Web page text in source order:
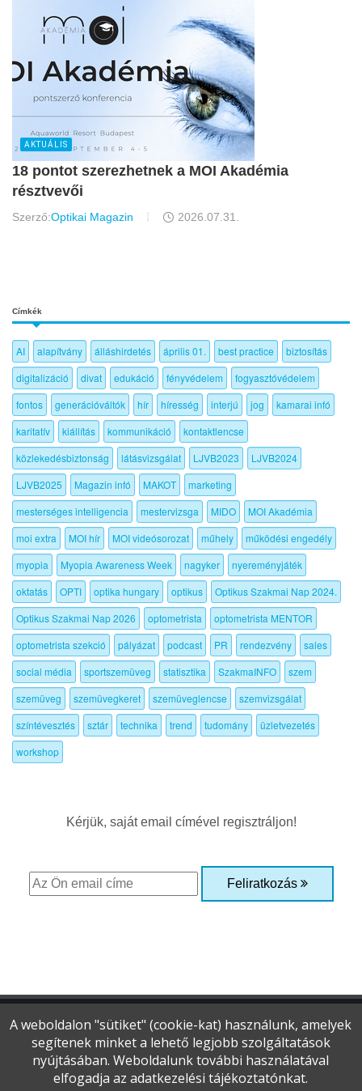
AKTUÁLIS
18 pontot szerezhetnek a MOI Akadémia
résztvevői
Szerző:Optikai Magazin 2026.07.31.
Címkék
AI alapítvány álláshirdetés április 01. best practice
biztosítás
digitalizáció
divat edukáció fényvédelem
fogyasztóvédelem
fontos
generációváltók hír híresség interjú jog
kamarai infó
karitatív
kiállítás kommunikáció
kontaktlencse
közlekedésbiztonság
látásvizsgálat LJVB2023
LJVB2024
LJVB2025
Magazin infó MAKOT
marketing
mesterséges intelligencia
mestervizsga MIDO
MOI Akadémia
moi extra
MOI hír MOI videósorozat műhely
működési engedély
myopia
Myopia Awareness Week nagyker
nyereményjáték
oktatás
OPTI optika hungary optikus
Optikus Szakmai Nap 2024.
Optikus Szakmai Nap 2026
optometrista
optometrista MENTOR
optometrista szekció
pályázat podcast PR rendezvény
sales
social média
sportszemüveg statisztika SzakmaINFO
szem
szemüveg
szemüvegkeret szemüveglencse
szemvizsgálat
színtévesztés
sztár technika trend tudomány
üzletvezetés
workshop
Kérjük, saját email címével regisztráljon!
Feliratkozás
Copyright © 2015-2026 Optikai Magazin
Minden jog fenntartva
Adatvédelmi és jogi nyilatkozat
| Impresszum | Szerzői jogok
A weboldalon "sütiket" (cookie-kat) használunk, amelyek
segítenek minket a lehető legjobb szolgáltatások
nyújtásában. Weboldalunk további használatával
elfogadja az adatkezelési tájékoztatónkat.